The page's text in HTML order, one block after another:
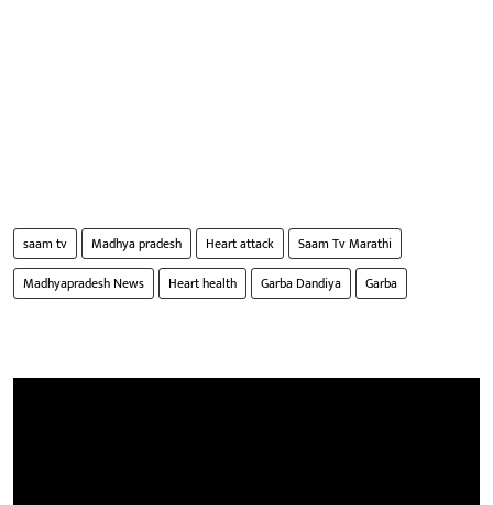
saam tv Madhya pradesh Heart attack
Saam Tv Marathi
Madhyapradesh News
Heart health Garba Dandiya Garba